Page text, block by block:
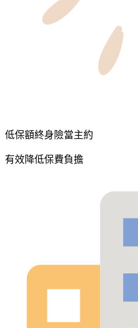
低保額終身險當主約
有效降低保費負擔